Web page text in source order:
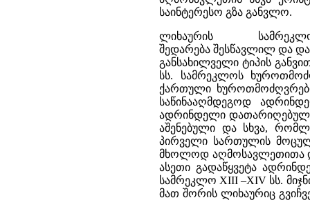
საინტერესო გზა განვლო.
ლიხაურის
შედარება შესწავლილ და
განსახილველი ტიპის
სს. სამრეკლოს
ქართული
საწინააღმდეგოდ
ადრინდელი დათარიღებული
აშენებული და სხვა,
პირველი სართულის
მხოლოდ აღმოსავლეთითა
ასეთი გადაწყვეტა
სამრეკლო XIII –XIV სს.
მათ შორის ლიხაურიც